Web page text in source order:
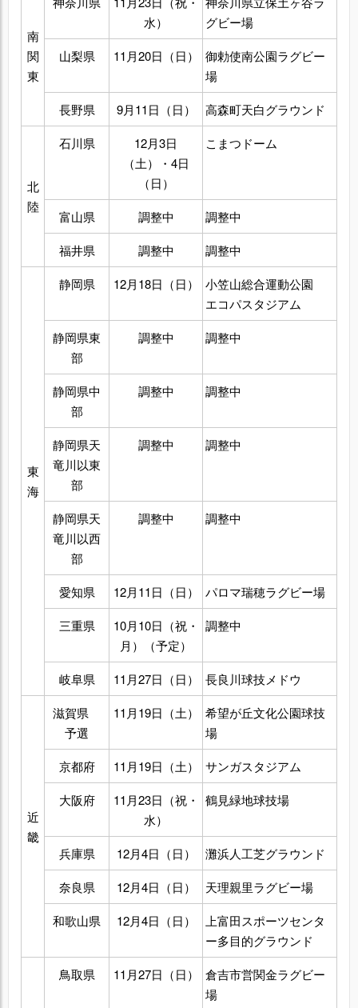
南
関
東
水）
グビー場
山梨県
11月20日（日）
御勅使南公園ラグビー
場
長野県
9月11日（日） 高森町天白グラウンド
北
陸
石川県
12月3日
（土）・4日
（日）
こまつドーム
富山県 調整中
調整中
福井県
調整中 調整中
東
海
静岡県 12月18日（日）
小笠山総合運動公園
エコパスタジアム
静岡県東
部
調整中 調整中
静岡県中
部
調整中 調整中
静岡県天
竜川以東
部
調整中 調整中
静岡県天
竜川以西
部
調整中 調整中
愛知県 12月11日（日）
パロマ瑞穂ラグビー場
三重県
10月10日（祝・
月）（予定）
調整中
岐阜県 11月27日（日） 長良川球技メドウ
近
畿
滋賀県
予選
11月19日（土）
希望が丘文化公園球技
場
京都府
11月19日（土）
サンガスタジアム
大阪府
11月23日（祝・
水）
鶴見緑地球技場
兵庫県 12月4日（日）
灘浜人工芝グラウンド
奈良県
12月4日（日）
天理親里ラグビー場
和歌山県
12月4日（日）
上富田スポーツセンタ
ー多目的グラウンド
鳥取県 11月27日（日）
倉吉市営関金ラグビー
場